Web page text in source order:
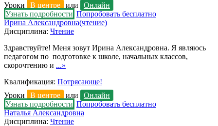
Уроки
В центре или
Онлайн
Узнать подробности Попробовать бесплатно
Ирина Александровна(чтение)
Дисциплина: Чтение
Здравствуйте! Меня зовут Ирина Александровна. Я являюсь
педагогом по подготовке к школе, начальных классов,
скорочтению и ...»
Квалификация: Потрясающе!
Уроки
В центре или
Онлайн
Узнать подробности Попробовать бесплатно
Наталья Александровна
Дисциплина: Чтение